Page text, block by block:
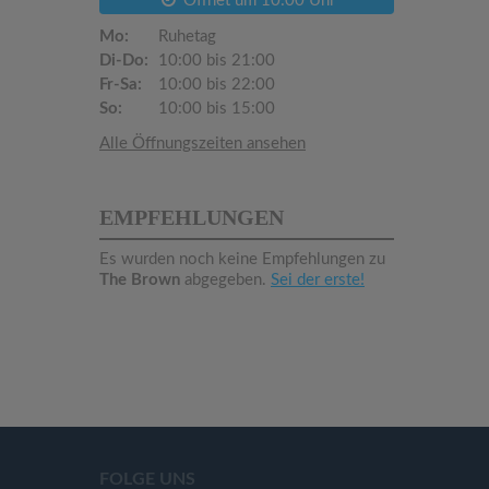
Mo:
Ruhetag
Di-Do:
10:00 bis 21:00
Fr-Sa:
10:00 bis 22:00
So:
10:00 bis 15:00
Alle Öffnungszeiten ansehen
EMPFEHLUNGEN
Es wurden noch keine Empfehlungen zu
The Brown abgegeben. Sei der erste!
FOLGE UNS